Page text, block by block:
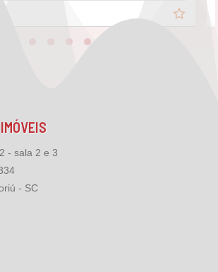
- sala 2 e 3
- SC